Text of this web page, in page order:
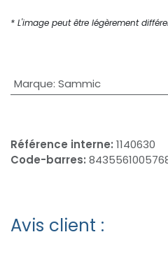
* L'image peut être légèrement
Marque: Sammic
Référence interne: 1140630
Code-barres:
Avis client :